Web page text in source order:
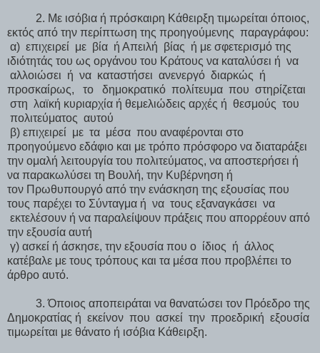
2. Με ισόβια ή πρόσκαιρη Κάθειρξη τιμωρείται όποιος,
εκτός από την περίπτωση της προηγούμενης παραγράφου:
α) επιχειρεί με βία ή Απειλή βίας ή με σφετερισμό της
ιδιότητάς του ως οργάνου του Κράτους να καταλύσει ή να
αλλοιώσει ή να καταστήσει ανενεργό διαρκώς ή
προσκαίρως, το δημοκρατικό πολίτευμα που στηρίζεται
στη λαϊκή κυριαρχία ή θεμελιώδεις αρχές ή θεσμούς του
πολιτεύματος αυτού
β) επιχειρεί με τα μέσα που αναφέρονται στο
προηγούμενο εδάφιο και με τρόπο πρόσφορο να διαταράξει
την ομαλή λειτουργία του πολιτεύματος, να αποστερήσει ή
να παρακωλύσει τη Βουλή, την Κυβέρνηση ή
τον Πρωθυπουργό από την ενάσκηση της εξουσίας που
τους παρέχει το Σύνταγμα ή να τους εξαναγκάσει να
εκτελέσουν ή να παραλείψουν πράξεις που απορρέουν από
την εξουσία αυτή
γ) ασκεί ή άσκησε, την εξουσία που ο ίδιος ή άλλος
κατέβαλε με τους τρόπους και τα μέσα που προβλέπει το
άρθρο αυτό.
3. Όποιος αποπειράται να θανατώσει τον Πρόεδρο της
Δημοκρατίας ή εκείνον που ασκεί την προεδρική εξουσία
τιμωρείται με θάνατο ή ισόβια Κάθειρξη.